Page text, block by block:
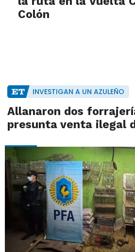
Colón
INVESTIGAN A UN AZULEÑO
Allanaron dos
presunta venta ilegal